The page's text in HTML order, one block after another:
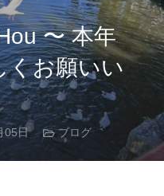
〜 本年
くお願いい
05日 ブログ